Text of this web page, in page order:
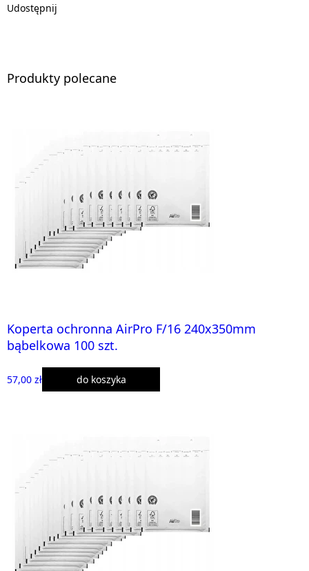
Udostępnij
Produkty polecane
Koperta ochronna AirPro F/16 240x350mm
bąbelkowa 100 szt.
57,00 zł do koszyka